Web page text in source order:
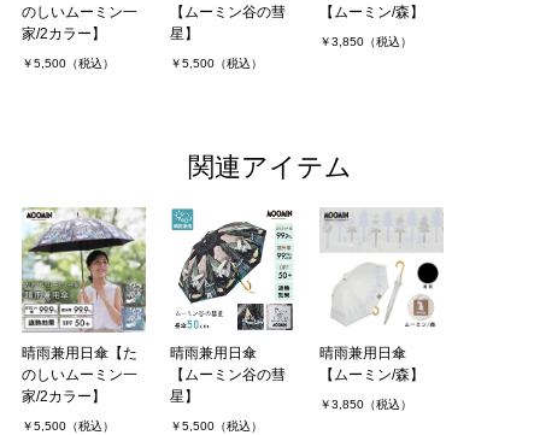
のしいムーミン一
家/2カラー】
￥5,500（税込）
【ムーミン谷の彗
星】
￥5,500（税込）
【ムーミン/森】
￥3,850（税込）
関連アイテム
晴雨兼用日傘【た
のしいムーミン一
家/2カラー】
￥5,500（税込）
晴雨兼用日傘
【ムーミン谷の彗
星】
￥5,500（税込）
晴雨兼用日傘
【ムーミン/森】
￥3,850（税込）